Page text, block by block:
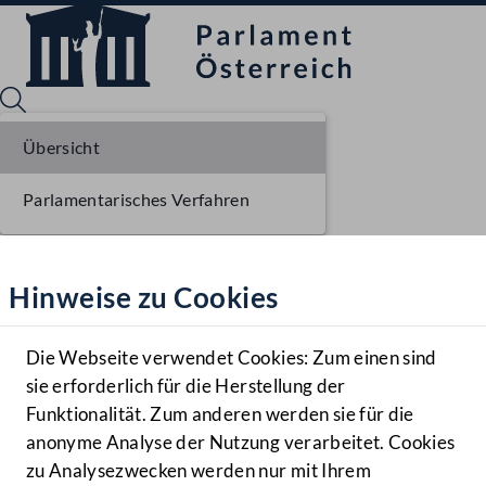
Hilfe
Benutzer
Navigationsmenü öffnen
MENÜ
Hinweise zu Cookies
Die Webseite verwendet Cookies: Zum einen sind
sie erforderlich für die Herstellung der
Funktionalität. Zum anderen werden sie für die
anonyme Analyse der Nutzung verarbeitet. Cookies
zu Analysezwecken werden nur mit Ihrem
Übersicht
Parlamentarisches Verfahren